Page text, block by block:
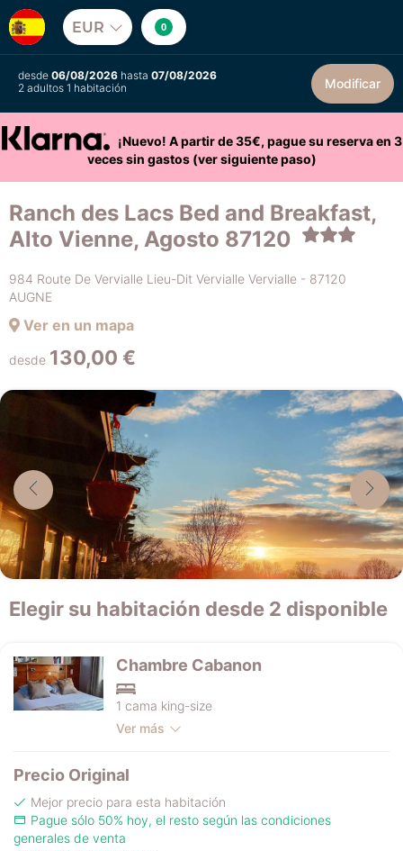
EUR 0
desde 06/08/2026 hasta 07/08/2026
2 adultos 1 habitación
Modificar
¡Nuevo! A partir de 35€, pague su reserva en 3
veces sin gastos (ver siguiente paso)
Ranch des Lacs Bed and Breakfast,
Alto Vienne, Agosto 87120
984 Route De Vervialle Lieu-Dit Vervialle Vervialle - 87120
AUGNE
Ver en un mapa
desde 130,00 €
Elegir su habitación desde 2 disponible
Chambre Cabanon
1 cama king-size
Ver más
Precio Original
Mejor precio para esta habitación
Pague sólo 50% hoy, el resto según las condiciones
generales de venta